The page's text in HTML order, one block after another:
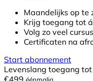
Maandelijks op te
Krijg toegang tot
Volg zo veel
Certificaten na
Start abonnement
Levenslang toegang
€499 éénmalig